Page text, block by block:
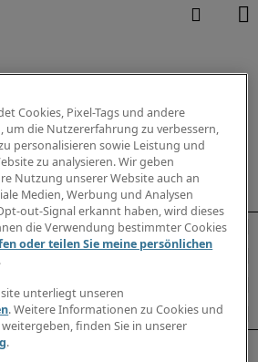
Cookies, Pixel-Tags und andere
um die Nutzererfahrung zu verbessern,
personalisieren sowie Leistung und
zu analysieren. Wir geben
Nutzung unserer Website auch an
Medien, Werbung und Analysen
out-Signal erkannt haben, wird dieses
die Verwendung bestimmter Cookies
oder teilen Sie meine persönlichen
unterliegt unseren
. Weitere Informationen zu Cookies und
finden Sie in unserer
.